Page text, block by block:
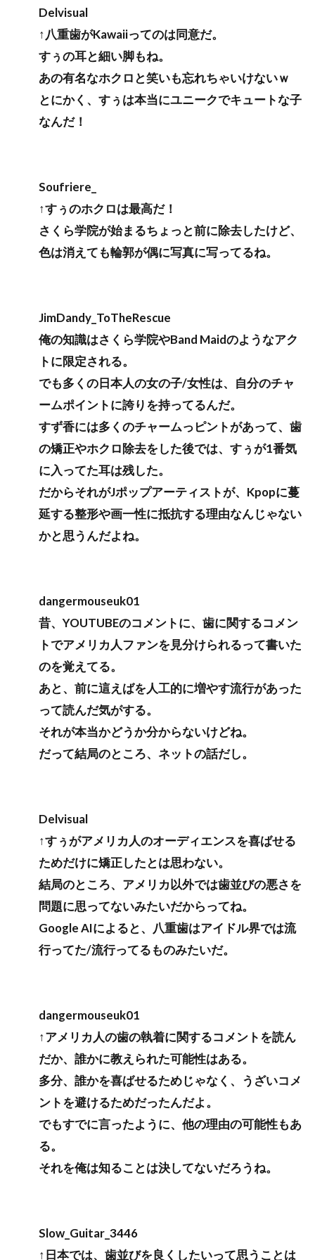
Delvisual
↑八重歯がKawaiiってのは同意だ。
すぅの耳と細い脚もね。
あの有名なホクロと笑いも忘れちゃいけないｗ
とにかく、すぅは本当にユニークでキュートな子
なんだ！
Soufriere_
↑すぅのホクロは最高だ！
さくら学院が始まるちょっと前に除去したけど、
色は消えても輪郭が偶に写真に写ってるね。
JimDandy_ToTheRescue
俺の知識はさくら学院やBand Maidのようなアク
トに限定される。
でも多くの日本人の女の子/女性は、自分のチャ
ームポイントに誇りを持ってるんだ。
すず香には多くのチャームっピントがあって、歯
の矯正やホクロ除去をした後では、すぅが1番気
に入ってた耳は残した。
だからそれがJポップアーティストが、Kpopに蔓
延する整形や画一性に抵抗する理由なんじゃない
かと思うんだよね。
dangermouseuk01
昔、YOUTUBEのコメントに、歯に関するコメン
トでアメリカ人ファンを見分けられるって書いた
のを覚えてる。
あと、前に這えばを人工的に増やす流行があった
って読んだ気がする。
それが本当かどうか分からないけどね。
だって結局のところ、ネットの話だし。
Delvisual
↑すぅがアメリカ人のオーディエンスを喜ばせる
ためだけに矯正したとは思わない。
結局のところ、アメリカ以外では歯並びの悪さを
問題に思ってないみたいだからってね。
Google AIによると、八重歯はアイドル界では流
行ってた/流行ってるものみたいだ。
dangermouseuk01
↑アメリカ人の歯の執着に関するコメントを読ん
だか、誰かに教えられた可能性はある。
多分、誰かを喜ばせるためじゃなく、うざいコメ
ントを避けるためだったんだよ。
でもすでに言ったように、他の理由の可能性もあ
る。
それを俺は知ることは決してないだろうね。
Slow_Guitar_3446
↑日本では、歯並びを良くしたいって思うことは